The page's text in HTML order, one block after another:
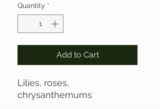
Quantity *
Add to Cart
Lilies, roses,
chrysanthemums